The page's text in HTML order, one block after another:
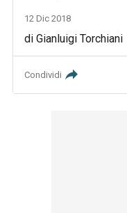
12 Dic 2018
di Gianluigi Torchiani
Condividi